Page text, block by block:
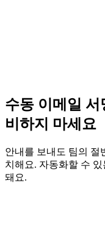
수동 이메일
비하지 마세요
안내를 보내도 팀의 절
치해요. 자동화할 수
돼요.